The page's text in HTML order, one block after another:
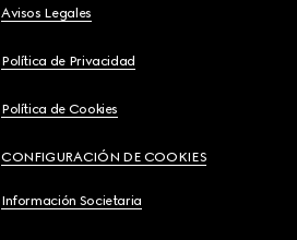
Avisos Legales
Política de Privacidad
Política de Cookies
CONFIGURACIÓN DE COOKIES
Información Societaria